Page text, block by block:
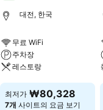
대전, 한국
무료 WiFi
주차장
레스토랑
요금 보기
최저가 ₩80,328
7개 사이트의 요금 보기